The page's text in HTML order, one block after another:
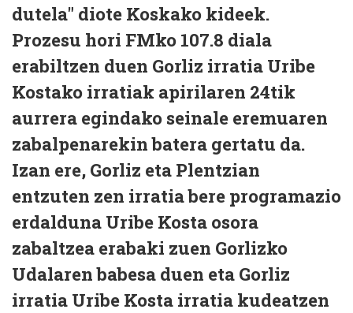
dutela" diote Koskako kideek.
Prozesu hori FMko 107.8 diala
erabiltzen duen Gorliz irratia Uribe
Kostako irratiak apirilaren 24tik
aurrera egindako seinale eremuaren
zabalpenarekin batera gertatu da.
Izan ere, Gorliz eta Plentzian
entzuten zen irratia bere programazio
erdalduna Uribe Kosta osora
zabaltzea erabaki zuen Gorlizko
Udalaren babesa duen eta Gorliz
irratia Uribe Kosta irratia kudeatzen